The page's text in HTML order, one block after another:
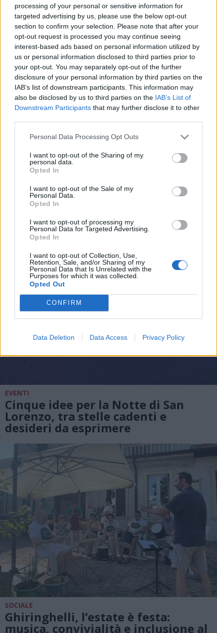
processing of your personal or sensitive information for
targeted advertising by us, please use the below opt-out
section to confirm your selection. Please note that after your
opt-out request is processed you may continue seeing
interest-based ads based on personal information utilized by
us or personal information disclosed to third parties prior to
your opt-out. You may separately opt-out of the further
disclosure of your personal information by third parties on the
IAB’s list of downstream participants. This information may
also be disclosed by us to third parties on the IAB’s List of
Downstream Participants that may further disclose it to other
Personal Data Processing Opt Outs
I want to opt-out of the Sharing of my
personal data.
Opted In
I want to opt-out of the Sale of my
Personal Data.
Opted In
I want to opt-out of processing my
Personal Data for Targeted Advertising.
Opted In
I want to opt-out of Collection, Use,
Retention, Sale, and/or Sharing of my
Personal Data that Is Unrelated with the
Purposes for which it was collected.
Opted Out
CONFIRM
Data Deletion Data Access Privacy Policy
L'email è richiesta ma non verrà mostrata ai visitatori. Il contenuto di questo
commento esprime il pensiero dell'autore e non rappresenta la linea editoriale
di VareseNews.it, che rimane autonoma e indipendente. I messaggi inclusi nei
commenti non sono testi giornalistici, ma post inviati dai singoli lettori che
possono essere automaticamente pubblicati senza filtro preventivo. I commenti
che includano uno o più link a siti esterni verranno rimossi in automatico dal
sistema.
ALTRE NOTIZIE DI BUSTO ARSIZIO
EVENTI
Cinque idee per la Notte di San
Lorenzo, tra stelle cadenti e
desideri da esprimere
SOCIALE
Ghiringhelli, l’estate è festa:
musica, convivialità e inclusione al